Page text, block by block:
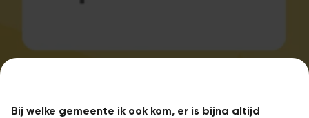
Bij welke gemeente ik ook kom, er is bijna altijd